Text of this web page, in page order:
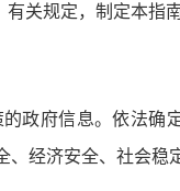
关规定，制定本指南
政府信息。依法确
经济安全、社会稳